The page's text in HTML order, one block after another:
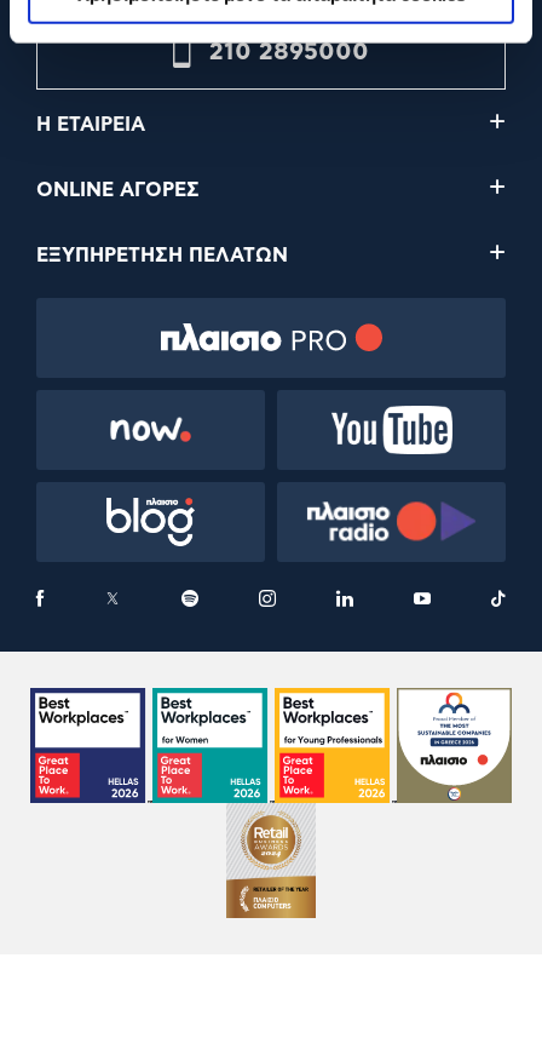
210 2895000
Η ΕΤΑΙΡΕΙΑ
ONLINE ΑΓΟΡΕΣ
ΕΞΥΠΗΡΕΤΗΣΗ ΠΕΛΑΤΩΝ